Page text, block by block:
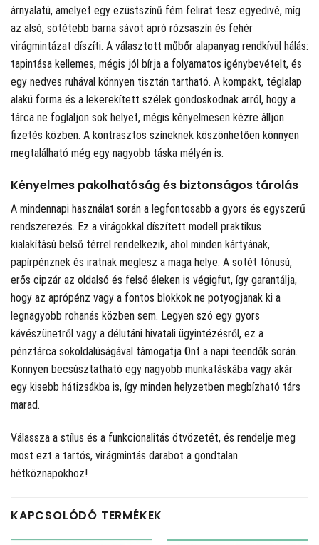
árnyalatú, amelyet egy ezüstszínű fém felirat tesz egyedivé, míg
az alsó, sötétebb barna sávot apró rózsaszín és fehér
virágmintázat díszíti. A választott műbőr alapanyag rendkívül hálás:
tapintása kellemes, mégis jól bírja a folyamatos igénybevételt, és
egy nedves ruhával könnyen tisztán tartható. A kompakt, téglalap
alakú forma és a lekerekített szélek gondoskodnak arról, hogy a
tárca ne foglaljon sok helyet, mégis kényelmesen kézre álljon
fizetés közben. A kontrasztos színeknek köszönhetően könnyen
megtalálható még egy nagyobb táska mélyén is.
Kényelmes pakolhatóság és biztonságos tárolás
A mindennapi használat során a legfontosabb a gyors és egyszerű
rendszerezés. Ez a virágokkal díszített modell praktikus
kialakítású belső térrel rendelkezik, ahol minden kártyának,
papírpénznek és iratnak meglesz a maga helye. A sötét tónusú,
erős cipzár az oldalsó és felső éleken is végigfut, így garantálja,
hogy az aprópénz vagy a fontos blokkok ne potyogjanak ki a
legnagyobb rohanás közben sem. Legyen szó egy gyors
kávészünetről vagy a délutáni hivatali ügyintézésről, ez a
pénztárca sokoldalúságával támogatja Önt a napi teendők során.
Könnyen becsúsztatható egy nagyobb munkatáskába vagy akár
egy kisebb hátizsákba is, így minden helyzetben megbízható társ
marad.
Válassza a stílus és a funkcionalitás ötvözetét, és rendelje meg
most ezt a tartós, virágmintás darabot a gondtalan
hétköznapokhoz!
KAPCSOLÓDÓ TERMÉKEK